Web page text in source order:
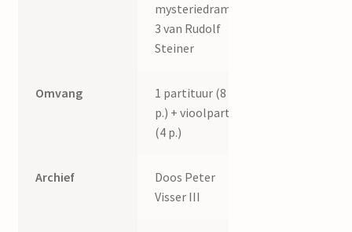
mysteriedrama
3 van Rudolf
Steiner
Omvang
1 partituur (8
p.) + vioolpartij
(4 p.)
Archief
Doos Peter
Visser III